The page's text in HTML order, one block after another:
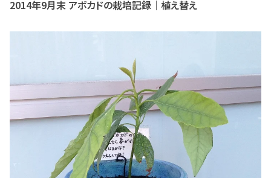
2014年9月末 アボカドの栽培記録｜植え替え